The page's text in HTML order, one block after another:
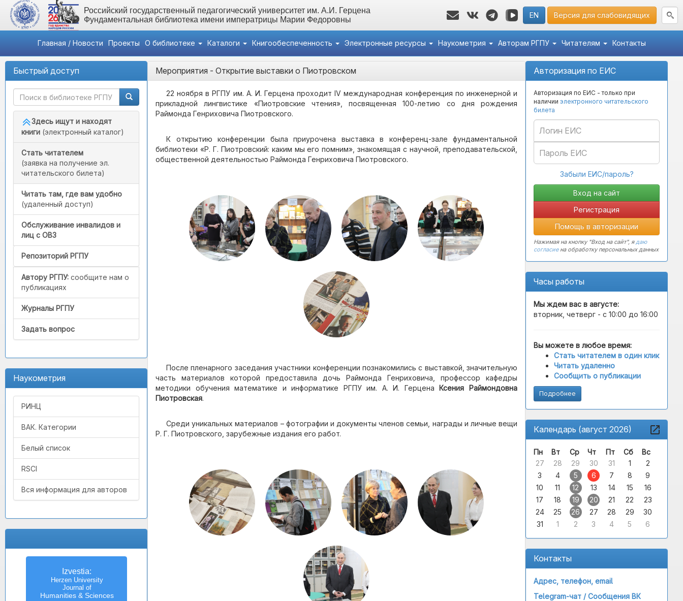
Российский государственный педагогический университет им. А.И. Герцена
Фундаментальная библиотека имени императрицы Марии Федоровны
EN Версия для слабовидящих
Главная / Новости Проекты О библиотеке Каталоги Книгообеспеченность Электронные ресурсы Наукометрия Авторам РГПУ Читателям Контакты
Быстрый доступ
Здесь ищут и находят
книги (электронный каталог)
Стать читателем
(заявка на получение эл.
читательского билета)
Читать там, где вам удобно
(удаленный доступ)
Обслуживание инвалидов и
лиц с ОВЗ
Репозиторий РГПУ
Автору РГПУ: сообщите нам о
публикациях
Журналы РГПУ
Задать вопрос
Наукометрия
РИНЦ
ВАК. Категории
Белый список
RSCI
Вся информация для авторов
Izvestia:
Herzen University
Journal of
Humanities & Sciences
Авторизация по ЕИС
Авторизация по ЕИС - только при
наличии электронного читательского
билета
Забыли ЕИС/пароль?
Регистрация
Помощь в авторизации
Нажимая на кнопку "Вход на сайт", ядаю
согласиена обработку персональных данных
Часы работы
Мы ждем вас в августе:
вторник, четверг - с 10:00 до 16:00
Вы можете в любое время:
Стать читателем в один клик
Читать удаленно
Сообщить о публикации
Подробнее
Календарь (август 2026)
Пн Вт Ср Чт Пт Сб
Вс
27
28 29 30 31 1
2
3
4 5 6 7 8
9
10
11 12 13 14 15
16
17
18 19 20 21 22
23
24
25 26 27 28 29
30
31
1 2 3 4 5 6
Контакты
Адрес, телефон, email
Telegram-чат /Сообщения ВК
Мероприятия - Открытие выставки о Пиотровском
22 ноября в РГПУ им. А. И. Герцена проходит IV международная конференция по инженерной и
прикладной лингвистике «Пиотровские чтения», посвященная 100-летию со дня рождения
Раймонда Генриховича Пиотровского.
К открытию конференции была приурочена выставка в конференц-зале фундаментальной
библиотеки «Р. Г. Пиотровский: каким мы его помним», знакомящая с научной, преподавательской,
общественной деятельностью Раймонда Генриховича Пиотровского.
После пленарного заседания участники конференции познакомились с выставкой, значительную
часть материалов которой предоставила дочь Раймонда Генриховича, профессор кафедры
методики обучения математике и информатике РГПУ им. А. И. Герцена Ксения Раймондовна
Пиотровская.
Среди уникальных материалов – фотографии и документы членов семьи, награды и личные вещи
Р. Г. Пиотровского, зарубежные издания его работ.